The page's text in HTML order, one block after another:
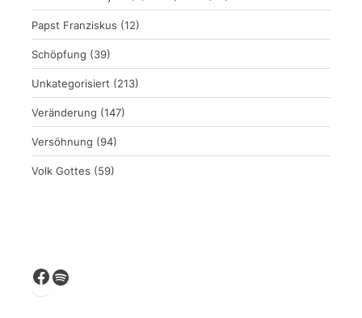
Papst Franziskus (12)
Schöpfung (39)
Unkategorisiert (213)
Veränderung (147)
Versöhnung (94)
Volk Gottes (59)
Facebook
Spotify